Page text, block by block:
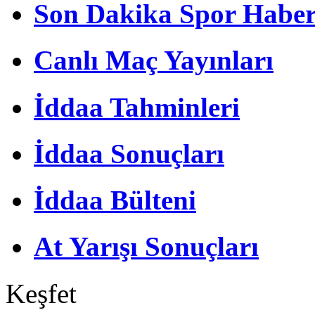
Son Dakika Spor
Canlı Maç Yayınları
İddaa Tahminleri
İddaa Sonuçları
İddaa Bülteni
At Yarışı Sonuçları
Keşfet